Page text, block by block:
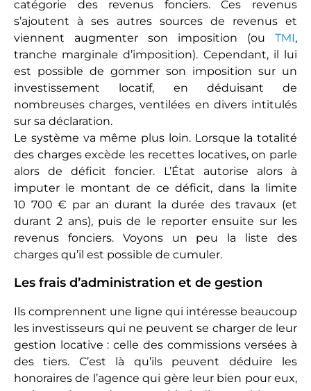
Les primes d’assurance
Pouvoir les déduire de ses recettes locatives et un
avantage, et non des moindres, que le régime du
réel autorise. Elles comprennent les assurances
obligatoires (comme l’assurance invalidité-décès
et les frais d’inscription hypothécaires) et les
facultatives (assurance PNO, garantie loyers
impayés, garantie des risques locatifs).
Les travaux d’entretien et de réparation
La majorité des travaux destinés à entretenir un
bien locatif est déductible. Il faut conserver dans
ce cas les factures concernant les artisans ou les
matériaux employés, si vous avez effectué vous-
établies à l’adresse du local concerné. Petit détail
travaux destinés à grandir ou améliorer le
logement, car cela lui fait prendre de la valeur. Les
travaux visant à aménager des combles en
chambre, par exemple, ne rentrent pas dans le
cadre de ces réductions d impôts.